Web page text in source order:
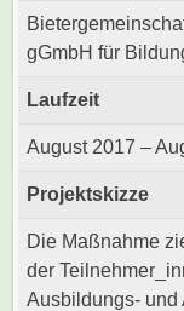
gGmbH für
Laufzeit
August 2017 –
Projektskizze
Die Maßnahme
der
Ausbildungs- und